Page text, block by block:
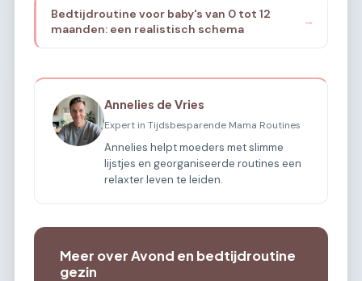
Bedtijdroutine voor baby's van 0 tot 12
maanden: een realistisch schema
→
Annelies de Vries
Expert in Tijdsbesparende Mama Routines
Annelies helpt moeders met slimme
lijstjes en georganiseerde routines een
relaxter leven te leiden.
Meer over Avond en bedtijdroutine
gezin